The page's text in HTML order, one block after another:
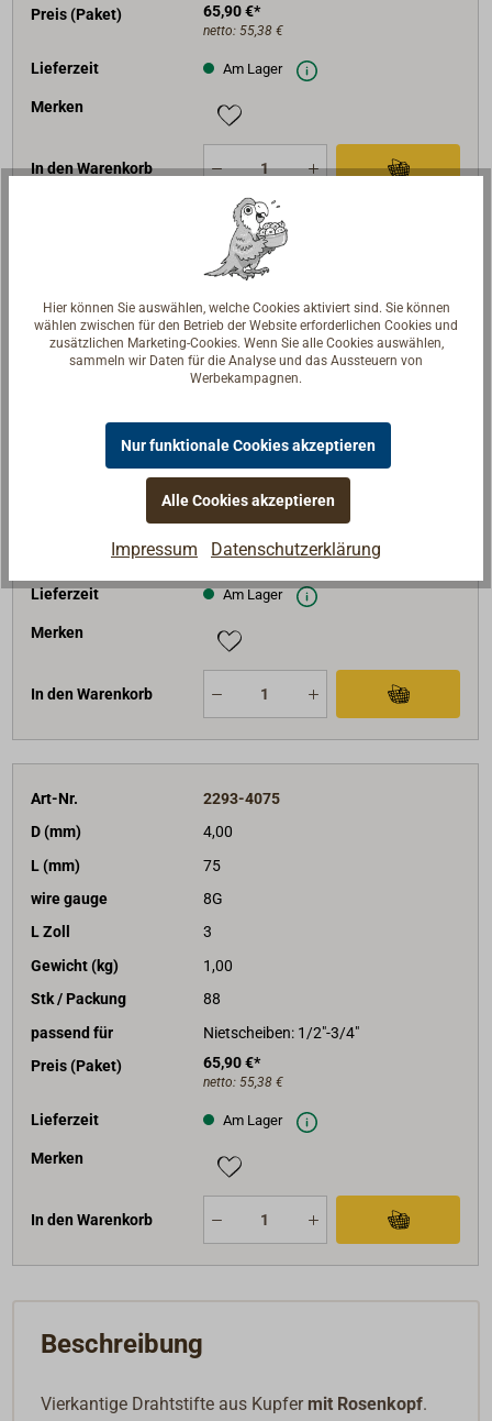
Preis (Paket)
65,90 €*
netto: 55,38 €
Lieferzeit Am Lager
Merken
In den Warenkorb
2293-3265
D (mm)
3,30
L (mm)
65
10G
1,00
Stk / Packung
160
Nietscheiben: 7/16"-5/8"
Preis (Paket)
netto:55,38 €
Lieferzeit Am Lager
Merken
In den Warenkorb
Art-Nr.
2293-4075
D (mm)
4,00
L (mm)
75
wire gauge
8G
L Zoll
3
Gewicht (kg)
1,00
Stk / Packung
88
passend für
Nietscheiben: 1/2"-3/4"
Preis (Paket)
65,90 €*
netto: 55,38 €
Lieferzeit Am Lager
Merken
In den Warenkorb
Beschreibung
Vierkantige Drahtstifte aus Kupfer mit Rosenkopf.
Hier können Sie auswählen, welche Cookies aktiviert sind. Sie können
wählen zwischen für den Betrieb der Website erforderlichen Cookies und
zusätzlichen Marketing-Cookies. Wenn Sie alle Cookies auswählen,
sammeln wir Daten für die Analyse und das Aussteuern von
Werbekampagnen.
Nur funktionale Cookies akzeptieren
Alle Cookies akzeptieren
Impressum Datenschutzerklärung